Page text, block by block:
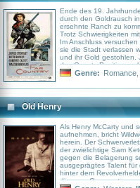
Ende des 19.
durch den Goldrausch
ersehnte Ranch zu
Trotz Schwierigkeiten
Im Anschluss
sie die Stadt verlassen
und ihr Gold gestohlen.
das Gesetz Position zu
Genre: Romance
Old Henry
Als Henry McCarty und
aufnehmen, bricht
herein. Der
der zwielichtige Sam
gegen die Belagerung
ausgeprägtes Talent für
hinter dem
diversen